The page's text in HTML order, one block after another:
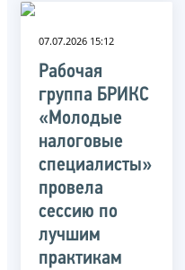
07.07.2026 15:12
Рабочая
группа БРИКС
«Молодые
налоговые
специалисты»
провела
сессию по
лучшим
практикам